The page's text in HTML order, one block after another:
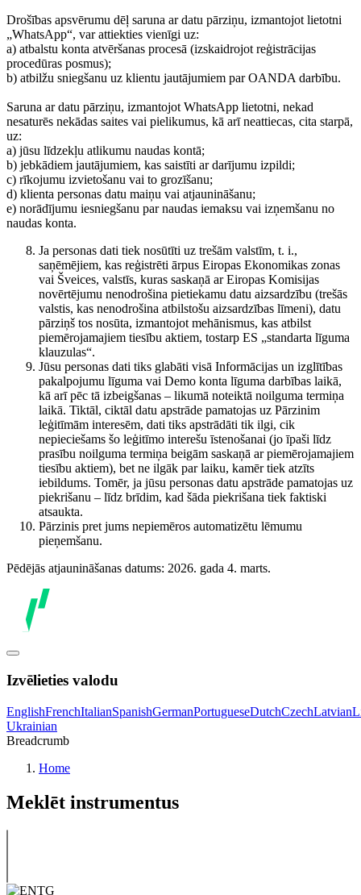
Drošības apsvērumu dēļ saruna ar datu pārziņu, izmantojot lietotni
„WhatsApp“, var attiekties vienīgi uz:
a) atbalstu konta atvēršanas procesā (izskaidrojot reģistrācijas
procedūras posmus);
b) atbilžu sniegšanu uz klientu jautājumiem par OANDA darbību.
Saruna ar datu pārziņu, izmantojot WhatsApp lietotni, nekad
nesaturēs nekādas saites vai pielikumus, kā arī neattiecas, cita starpā,
uz:
a) jūsu līdzekļu atlikumu naudas kontā;
b) jebkādiem jautājumiem, kas saistīti ar darījumu izpildi;
c) rīkojumu izvietošanu vai to grozīšanu;
d) klienta personas datu maiņu vai atjaunināšanu;
e) norādījumu iesniegšanu par naudas iemaksu vai izņemšanu no
naudas konta.
Ja personas dati tiek nosūtīti uz trešām valstīm, t. i.,
saņēmējiem, kas reģistrēti ārpus Eiropas Ekonomikas zonas
vai Šveices, valstīs, kuras saskaņā ar Eiropas Komisijas
novērtējumu nenodrošina pietiekamu datu aizsardzību (trešās
valstis, kas nenodrošina atbilstošu aizsardzības līmeni), datu
pārziņš tos nosūta, izmantojot mehānismus, kas atbilst
piemērojamajiem tiesību aktiem, tostarp ES „standarta līguma
klauzulas“.
Jūsu personas dati tiks glabāti visā Informācijas un izglītības
pakalpojumu līguma vai Demo konta līguma darbības laikā,
kā arī pēc tā izbeigšanas – likumā noteiktā noilguma termiņa
laikā. Tiktāl, ciktāl datu apstrāde pamatojas uz Pārzinim
leģitīmām interesēm, dati tiks apstrādāti tik ilgi, cik
nepieciešams šo leģitīmo interešu īstenošanai (jo īpaši līdz
prasību noilguma termiņa beigām saskaņā ar piemērojamajiem
tiesību aktiem), bet ne ilgāk par laiku, kamēr tiek atzīts
iebildums. Tomēr, ja jūsu personas datu apstrāde pamatojas uz
piekrišanu – līdz brīdim, kad šāda piekrišana tiek faktiski
atsaukta.
Pārzinis pret jums nepiemēros automatizētu lēmumu
pieņemšanu.
Pēdējās atjaunināšanas datums: 2026. gada 4. marts.
Izvēlieties valodu
EnglishFrenchItalianSpanishGermanPortugueseDutchCzechLatvian
Ukrainian
Breadcrumb
Home
Meklēt instrumentus